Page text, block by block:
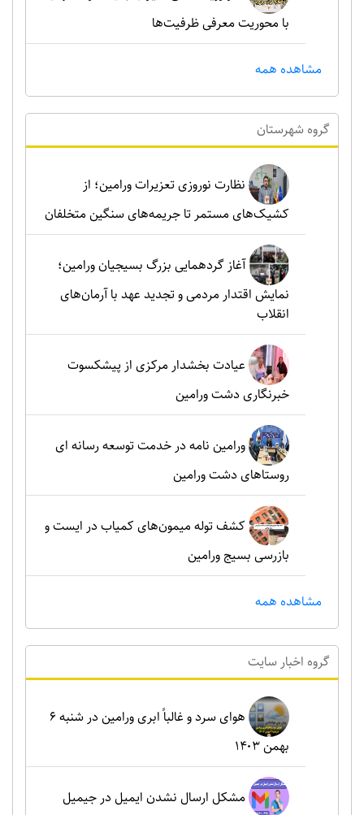
با محوریت معرفی ظرفیت‌ها
مشاهده همه
گروه شهرستان
نظارت نوروزی تعزیرات ورامین؛ از
کشیک‌های مستمر تا جریمه‌های سنگین متخلفان
آغاز گردهمایی بزرگ بسیجیان ورامین؛
نمایش اقتدار مردمی و تجدید عهد با آرمان‌های
انقلاب
عیادت بخشدار مرکزی از پیشکسوت
خبرنگاری دشت ورامین
ورامین نامه در خدمت توسعه رسانه ای
روستاهای دشت ورامین
کشف توله میمون‌های کمیاب در ایست و
بازرسی بسیج ورامین
مشاهده همه
گروه اخبار سايت
هوای سرد و غالباً ابری ورامین در شنبه ۶
بهمن ۱۴۰۳
مشکل ارسال نشدن ایمیل در جیمیل